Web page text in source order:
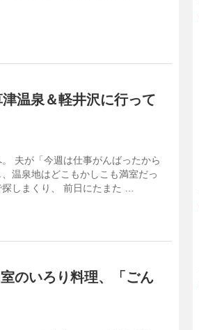
温泉＆軽井沢に行って
夫が「今週は仕事がんばったから
温泉地はどこもかしこも満室だっ
しまくり、 前日にたまた …
のいろり料理、「ごん